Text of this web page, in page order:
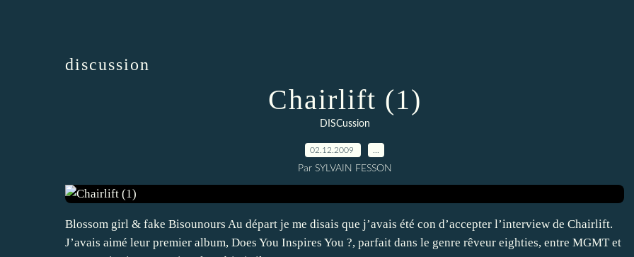
discussion
Chairlift (1)
DISCussion
02.12.2009
Par SYLVAIN FESSON
Blossom girl & fake Bisounours Au départ je me disais que j’avais été con d’accepter l’interview de Chairlift.
J’avais aimé leur premier album, Does You Inspires You ?, parfait dans le genre rêveur eighties, entre MGMT et